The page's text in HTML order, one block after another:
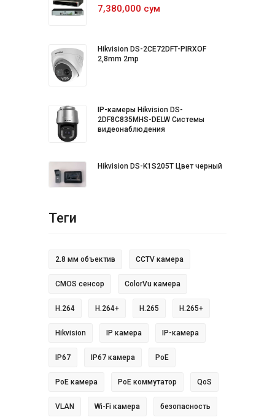
7,380,000 сум
Hikvision DS-2CE72DFT-PIRXOF
2,8mm 2mp
IP-камеры Hikvision DS-
2DF8C835MHS-DELW Системы
видеонаблюдения
Hikvision DS-K1S205T Цвет черный
Теги
2.8 мм объектив CCTV камера
CMOS сенсор ColorVu камера
H.264 H.264+ H.265 H.265+
Hikvision IP камера IP-камера
IP67 IP67 камера PoE
PoE камера PoE коммутатор QoS
VLAN Wi-Fi камера безопасность